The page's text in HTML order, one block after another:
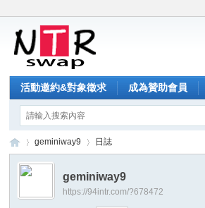
活動邀約&對象徵求 成為贊助會員
NT›
geminiway9 日誌
geminiway9
https://94intr.com/?678472